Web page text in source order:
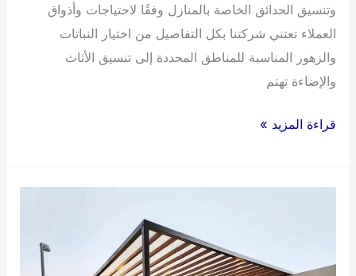
وتنسيق الحدائق الخاصة بالمنازل وفقًا لاحتياجات وأذواق
العملاء تعتني شركتنا بكل التفاصيل من اختيار النباتات
والزهور المناسبة للمناطق المحددة إلى تنسيق الأثاث
والإضاءة تهتم
شركة
قراءة المزيد »